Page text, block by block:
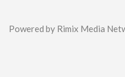
Powered by Rimix Media